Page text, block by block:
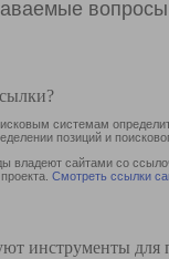
системам
позиций и
владеют сайтами со
Смотреть ссылки
инструменты для